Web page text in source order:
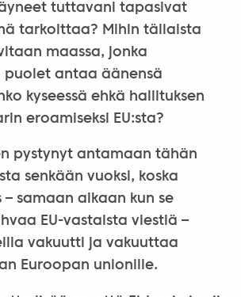
tuttavani tapasivat
tarkoittaa? Mihin tällaista
maassa, jonka
puolet antaa äänensä
kyseessä ehkä hallituksen
eroamiseksi EU:sta?
pystynyt antamaan tähän
senkään vuoksi, koska
– samaan aikaan kun se
EU-vastaista viestiä –
vakuutti ja vakuuttaa
Euroopan unionille.